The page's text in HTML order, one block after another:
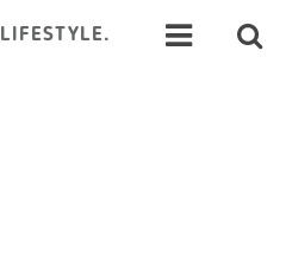
LIFESTYLE.